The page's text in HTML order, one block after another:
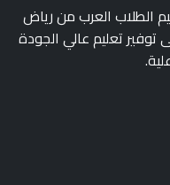
الطلاب العرب من رياض
توفير تعليم عالي الجودة